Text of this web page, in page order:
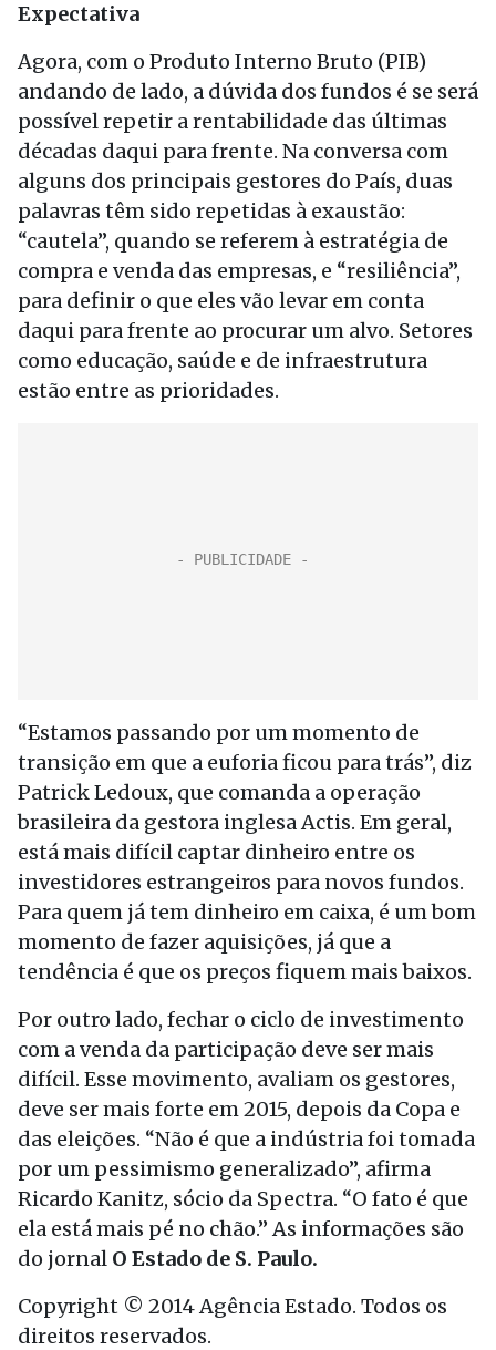
Expectativa
Agora, com o Produto Interno Bruto (PIB)
andando de lado, a dúvida dos fundos é se será
possível repetir a rentabilidade das últimas
décadas daqui para frente. Na conversa com
alguns dos principais gestores do País, duas
palavras têm sido repetidas à exaustão:
“cautela”, quando se referem à estratégia de
compra e venda das empresas, e “resiliência”,
para definir o que eles vão levar em conta
daqui para frente ao procurar um alvo. Setores
como educação, saúde e de infraestrutura
estão entre as prioridades.
“Estamos passando por um momento de
transição em que a euforia ficou para trás”, diz
Patrick Ledoux, que comanda a operação
brasileira da gestora inglesa Actis. Em geral,
está mais difícil captar dinheiro entre os
investidores estrangeiros para novos fundos.
Para quem já tem dinheiro em caixa, é um bom
momento de fazer aquisições, já que a
tendência é que os preços fiquem mais baixos.
Por outro lado, fechar o ciclo de investimento
com a venda da participação deve ser mais
difícil. Esse movimento, avaliam os gestores,
deve ser mais forte em 2015, depois da Copa e
das eleições. “Não é que a indústria foi tomada
por um pessimismo generalizado”, afirma
Ricardo Kanitz, sócio da Spectra. “O fato é que
ela está mais pé no chão.” As informações são
do jornal O Estado de S. Paulo.
Copyright © 2014 Agência Estado. Todos os
direitos reservados.